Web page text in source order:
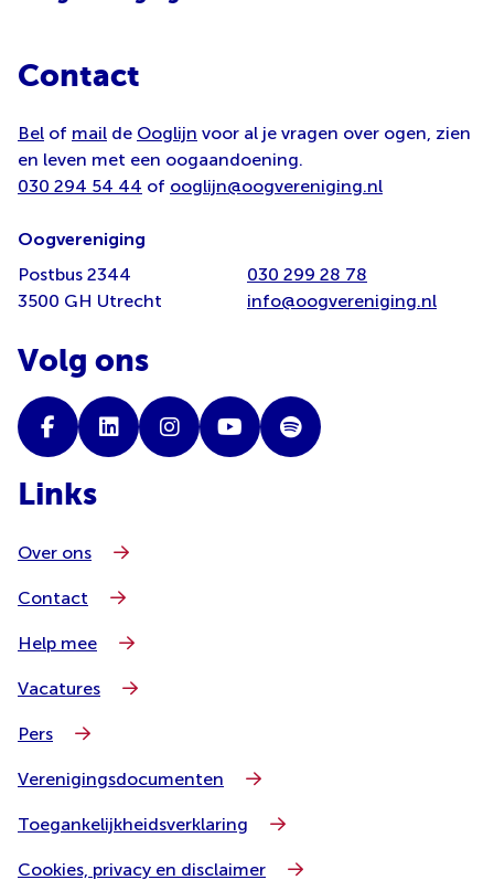
Contact
Bel of mail de Ooglijn voor al je vragen over ogen, zien
en leven met een oogaandoening.
030 294 54 44 of ooglijn@oogvereniging.nl
Oogvereniging
Postbus 2344
3500 GH Utrecht
030 299 28 78
info@oogvereniging.nl
Volg ons
Links
Over ons
Contact
Help mee
Vacatures
Pers
Verenigingsdocumenten
Toegankelijkheidsverklaring
Cookies, privacy en disclaimer